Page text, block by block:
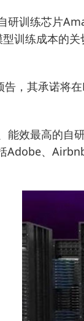
研训练芯片
训练成本的关
，其承诺将
能效最高的
Adobe、